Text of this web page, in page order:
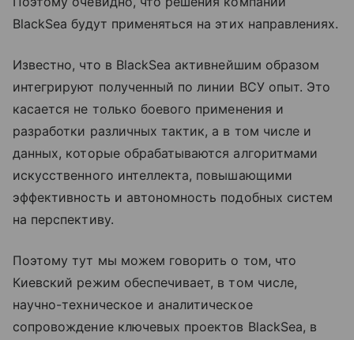
BlackSea будут применяться на этих направлениях.
Известно, что в BlackSea активнейшим образом
интегрируют полученный по линии ВСУ опыт. Это
касается не только боевого применения и
разработки различных тактик, а в том числе и
данных, которые обрабатываются алгоритмами
искусственного интеллекта, повышающими
эффективность и автономность подобных систем
на перспективу.
Поэтому тут мы можем говорить о том, что
Киевский режим обеспечивает, в том числе,
научно-техническое и аналитическое
сопровождение ключевых проектов BlackSea, в